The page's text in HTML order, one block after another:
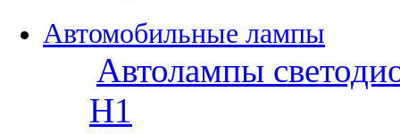
Автомобильные лампы
Автолампы
H1